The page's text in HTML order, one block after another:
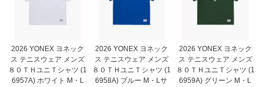
2026 YONEX ヨネック
ス テニスウェア メンズ
８０ＴＨユニＴシャツ (1
6957A) ホワイト M・L
2026 YONEX ヨネック
ス テニスウェア メンズ
８０ＴＨユニＴシャツ (1
6958A) ブルー M・Lサ
2026 YONEX ヨネック
ス テニスウェア メンズ
８０ＴＨユニＴシャツ (1
6959A) グリーン M・L